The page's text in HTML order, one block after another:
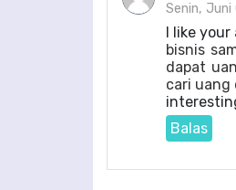
Senin, Juni
I like
bisnis
dapat
cari
Balas